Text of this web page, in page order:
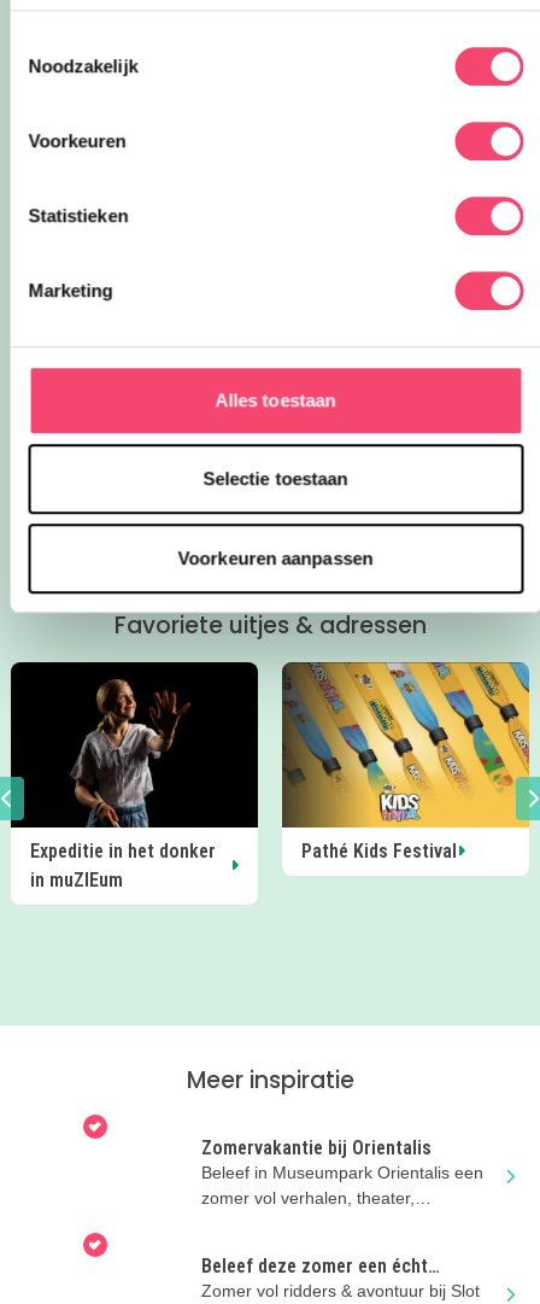
Noodzakelijk
Voorkeuren
Statistieken
Marketing
Alles toestaan
Selectie toestaan
Voorkeuren aanpassen
zwemmen zoveel meer te beleven is
voor het hele gezin bij dit prachtige
🌞 Zomervakantie! Met deze tips voor
Van paleizen en musea tot waterpret,
Nijmegen
Vier de zomervakantie met deze leuke
Favoriete uitjes & adressen
Expeditie in het donker
in muZIEum
Pathé Kids Festival
Meer inspiratie
Zomervakantie bij Orientalis
Beleef in Museumpark Orientalis een
zomer vol verhalen, theater,
Beleef deze zomer een écht
kasteelavontuur bij Slot Loevestein
Zomer vol ridders & avontuur bij Slot